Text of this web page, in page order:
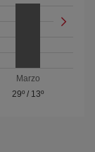
Marzo
29º / 13º